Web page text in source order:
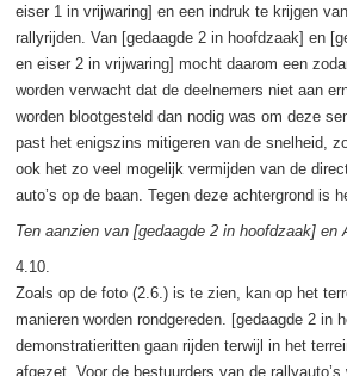
eiser 1 in vrijwaring] en een indruk te krijgen
rallyrijden. Van [gedaagde 2 in hoofdzaak] en
en eiser 2 in vrijwaring] mocht daarom een
worden verwacht dat de deelnemers niet aan
worden blootgesteld dan nodig was om deze
past het enigszins mitigeren van de snelheid,
ook het zo veel mogelijk vermijden van de
auto’s op de baan. Tegen deze achtergrond is
Ten aanzien van [gedaagde 2 in hoofdzaak] en
4.10.
Zoals op de foto (2.6.) is te zien, kan op het
manieren worden rondgereden. [gedaagde 2 in
demonstratieritten gaan rijden terwijl in het
afgezet. Voor de bestuurders van de